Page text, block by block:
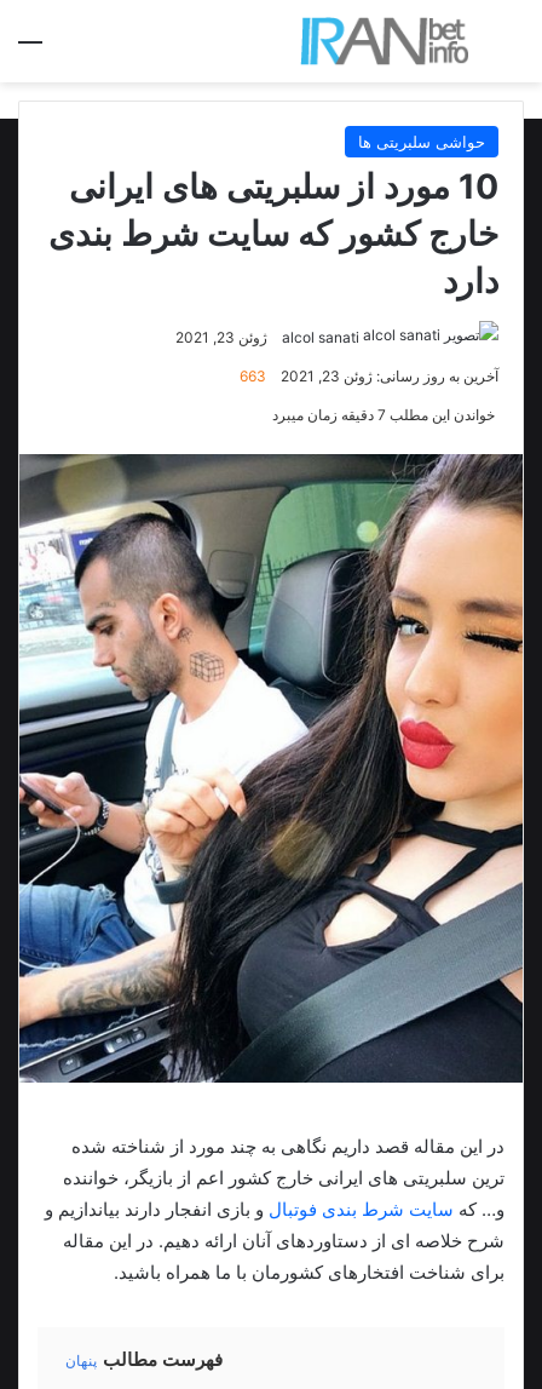
جستجو برای
حواشی سلبریتی ها
10 مورد از سلبریتی های ایرانی
خارج کشور که سایت شرط بندی
دارد
alcol sanati ژوئن 23, 2021
آخرین به روز رسانی: ژوئن 23, 2021 663
خواندن این مطلب 7 دقیقه زمان میبرد
در این مقاله قصد داریم نگاهی به چند مورد از شناخته شده
ترین سلبریتی های ایرانی خارج کشور اعم از بازیگر، خواننده
و… که سایت شرط بندی فوتبال و بازی انفجار دارند بیاندازیم و
شرح خلاصه ای از دستاوردهای آنان ارائه دهیم. در این مقاله
برای شناخت افتخارهای کشورمان با ما همراه باشید.
فهرست مطالب پنهان